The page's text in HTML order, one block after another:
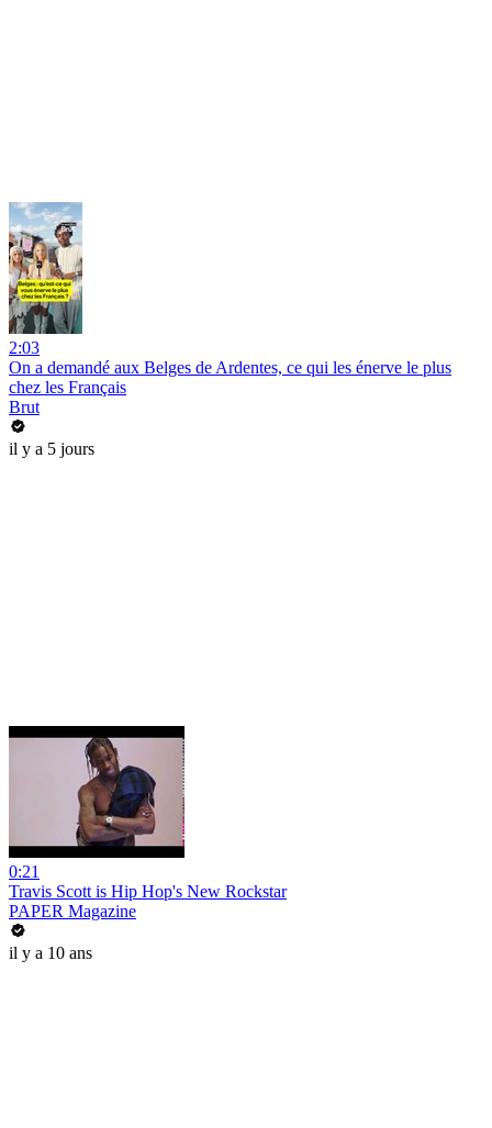
2:03
On a demandé aux Belges de Ardentes, ce qui les énerve le plus
chez les Français
Brut
il y a 5 jours
0:21
Travis Scott is Hip Hop's New Rockstar
PAPER Magazine
il y a 10 ans